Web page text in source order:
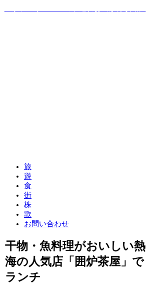
旅
遊
食
街
株
歌
お問い合わせ
干物・魚料理がおいしい熱
海の人気店「囲炉茶屋」で
ランチ